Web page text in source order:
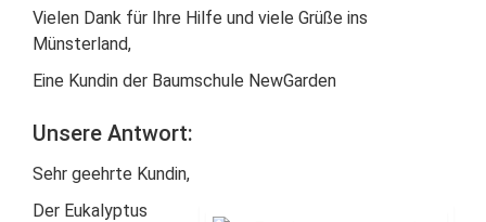
Vielen Dank für Ihre Hilfe und viele Grüße ins
Münsterland,
Eine Kundin der Baumschule NewGarden
Unsere Antwort:
Sehr geehrte Kundin,
Der Eukalyptus